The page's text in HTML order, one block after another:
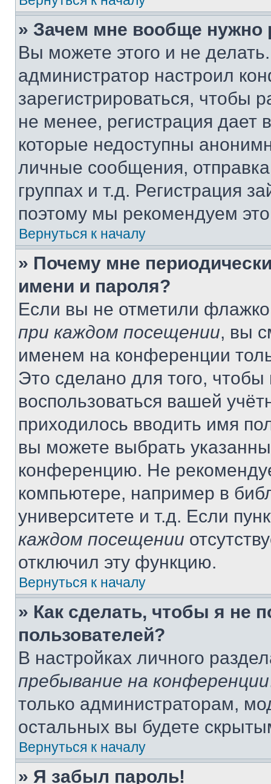
» Зачем мне вообще нужно
Вы можете этого и не
администратор настроил
зарегистрироваться, чтобы
не менее, регистрация
которые недоступны
личные сообщения,
группах и т.д. Регистрация
поэтому мы рекомендуем
Вернуться к началу
» Почему мне
имени и пароля?
Если вы не отметили
при каждом посещении, вы
именем на конференции
Это сделано для того, чтобы
воспользоваться вашей
приходилось вводить имя
вы можете выбрать
конференцию. Не
компьютере, например в
университете и т.д. Если
каждом посещении
отключил эту функцию.
Вернуться к началу
» Как сделать, чтобы я не
пользователей?
В настройках личного
пребывание на конференции
только администраторам,
остальных вы будете
Вернуться к началу
» Я забыл пароль!